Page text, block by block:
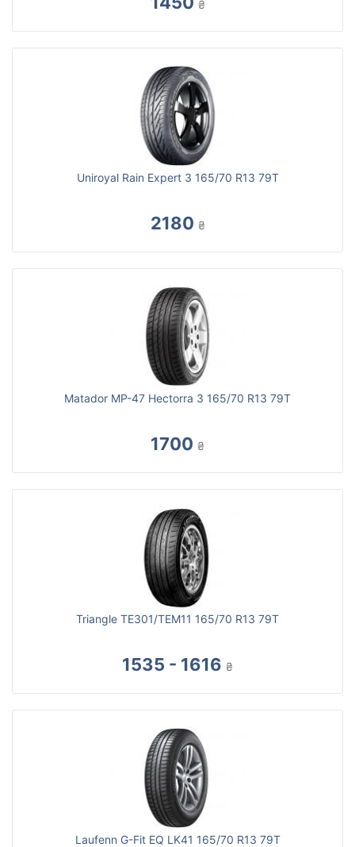
₴
Uniroyal Rain Expert 3 165/70 R13 79T
2180 ₴
Matador MP-47 Hectorra 3 165/70 R13 79T
1700 ₴
Triangle TE301/TEM11 165/70 R13 79T
1535 - 1616 ₴
Laufenn G-Fit EQ LK41 165/70 R13 79T